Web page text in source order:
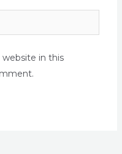
website in this